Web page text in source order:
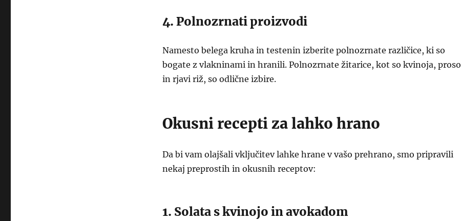
4. Polnozrnati proizvodi
Namesto belega kruha in testenin izberite polnozrnate različice, ki so
bogate z vlakninami in hranili. Polnozrnate žitarice, kot so kvinoja, proso
in rjavi riž, so odlične izbire.
Okusni recepti za lahko hrano
Da bi vam olajšali vključitev lahke hrane v vašo prehrano, smo pripravili
nekaj preprostih in okusnih receptov:
1. Solata s kvinojo in avokadom